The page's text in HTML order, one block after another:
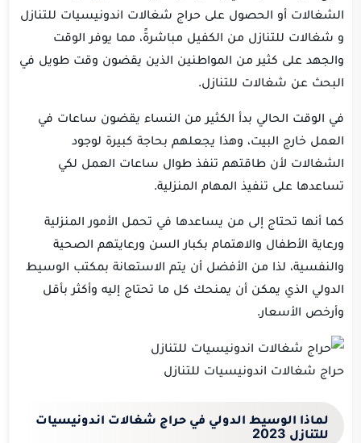
الشغالات أو الحصول على حراج شغالات اندونيسيات للتنازل
و شغالات للتنازل من الكفيل مباشرةً، مما يوفر الوقت
والجهد على كثير من المواطنين الذين يقضون وقت طويل في
البحث عن شغالات للتنازل.
في الوقت الحالي بدأ الكثير من النساء يقضون ساعات في
العمل خارج البيت، وهذا يجعلهم بحاجة كبيرة لوجود
الشغالات لأن طاقتهم تنفذ طوال ساعات العمل لكي
تساعدها على تنفيذ المهام المنزلية.
كما أنها تحتاج إلى من يساعدها في تحمل الأمور المنزلية
ورعاية الأطفال والاهتمام بكبار السن ورعايتهم الصحية
والنفسية، لذا من الأفضل أن يتم الاستعانة بمكتب الوسيط
الدولي الذي يمكن أن يمنحك كل ما تحتاج إليه وأكثر بأقل
وأرخص الأسعار.
حراج شغالات اندونيسيات للتنازل
لماذا الوسيط الدولي في حراج شغالات اندونيسيات
للتنازل 2023